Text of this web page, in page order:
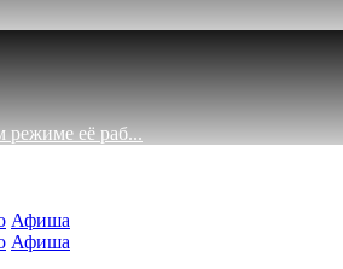
режиме её раб...
Афиша
Афиша